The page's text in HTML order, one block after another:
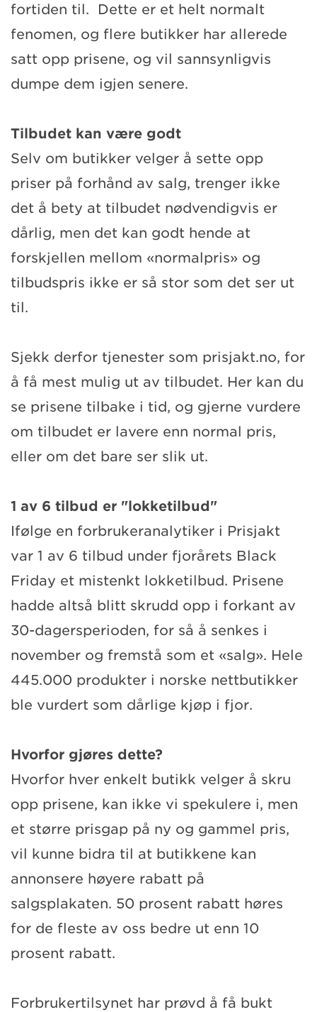
fortiden til. Dette er et helt normalt
fenomen, og flere butikker har allerede
satt opp prisene, og vil sannsynligvis
dumpe dem igjen senere.
Tilbudet kan være godt
Selv om butikker velger å sette opp
priser på forhånd av salg, trenger ikke
det å bety at tilbudet nødvendigvis er
dårlig, men det kan godt hende at
forskjellen mellom «normalpris» og
tilbudspris ikke er så stor som det ser ut
til.
Sjekk derfor tjenester som prisjakt.no, for
å få mest mulig ut av tilbudet. Her kan du
se prisene tilbake i tid, og gjerne vurdere
om tilbudet er lavere enn normal pris,
eller om det bare ser slik ut.
1 av 6 tilbud er "lokketilbud"
Ifølge en forbrukeranalytiker i Prisjakt
var 1 av 6 tilbud under fjorårets Black
Friday et mistenkt lokketilbud. Prisene
hadde altså blitt skrudd opp i forkant av
30-dagersperioden, for så å senkes i
november og fremstå som et «salg». Hele
445.000 produkter i norske nettbutikker
ble vurdert som dårlige kjøp i fjor.
Hvorfor gjøres dette?
Hvorfor hver enkelt butikk velger å skru
opp prisene, kan ikke vi spekulere i, men
et større prisgap på ny og gammel pris,
vil kunne bidra til at butikkene kan
annonsere høyere rabatt på
salgsplakaten. 50 prosent rabatt høres
for de fleste av oss bedre ut enn 10
prosent rabatt.
Forbrukertilsynet har prøvd å få bukt